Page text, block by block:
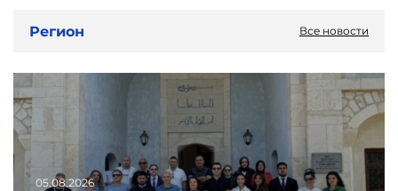
Регион Все новости
05.08.2026